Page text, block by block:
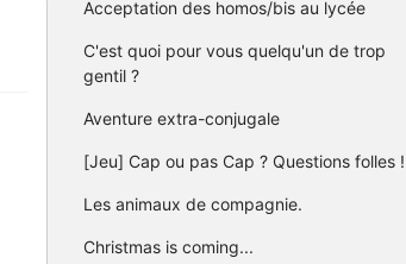
Acceptation des homos/bis au lycée
C'est quoi pour vous quelqu'un de trop
gentil ?
Aventure extra-conjugale
[Jeu] Cap ou pas Cap ? Questions folles !
Les animaux de compagnie.
Christmas is coming...